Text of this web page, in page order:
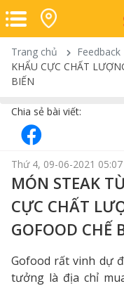
Trang chủ Feedback
KHẨU CỰC CHẤT
BIẾN
Chia sẻ bài viết:
Thứ 4, 09-06-2021 05:07
MÓN STEAK
CỰC CHẤT
GOFOOD CHẾ
Gofood rất vinh dự
tưởng là địa chỉ